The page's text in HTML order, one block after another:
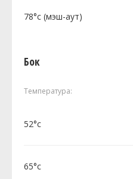
78°c (мэш-аут)
Бок
Температура:
52°c
65°c